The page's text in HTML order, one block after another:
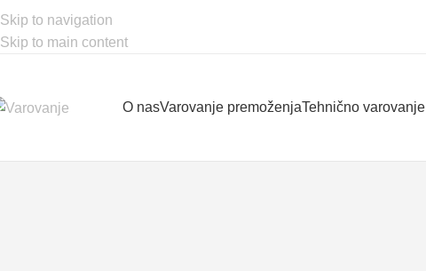
Skip to navigation
Skip to main content
O nasVarovanje premoženjaTehnično varovanje